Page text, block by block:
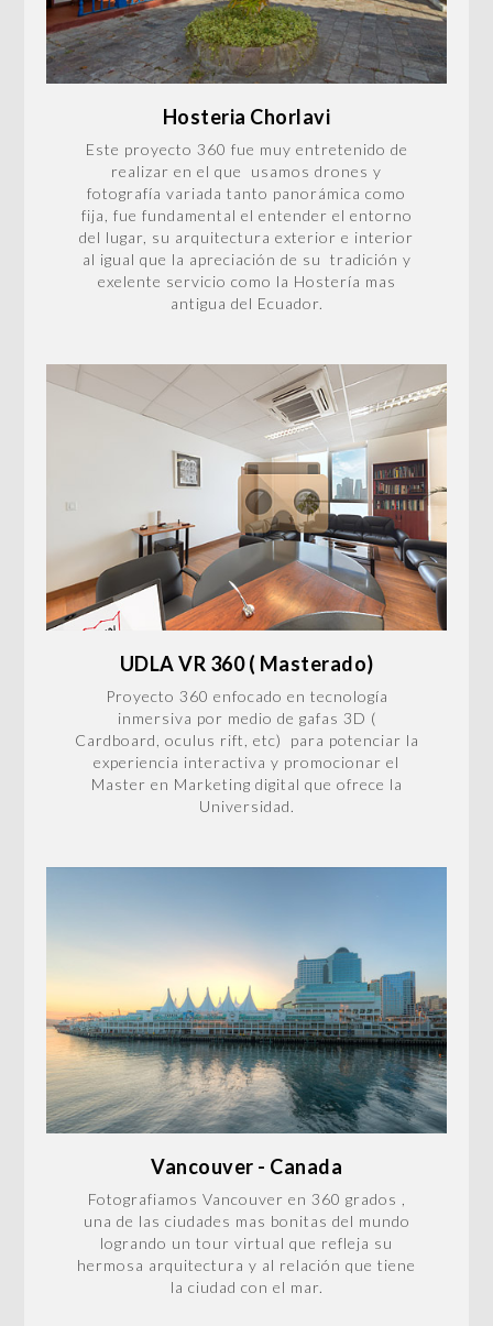
Hosteria Chorlavi
Este proyecto 360 fue muy entretenido de
realizar en el que usamos drones y
fotografía variada tanto panorámica como
fija, fue fundamental el entender el entorno
del lugar, su arquitectura exterior e interior
al igual que la apreciación de su tradición y
exelente servicio como la Hostería mas
antigua del Ecuador.
UDLA VR 360 ( Masterado)
Proyecto 360 enfocado en tecnología
inmersiva por medio de gafas 3D (
Cardboard, oculus rift, etc) para potenciar la
experiencia interactiva y promocionar el
Master en Marketing digital que ofrece la
Universidad.
Vancouver - Canada
Fotografiamos Vancouver en 360 grados ,
una de las ciudades mas bonitas del mundo
logrando un tour virtual que refleja su
hermosa arquitectura y al relación que tiene
la ciudad con el mar.